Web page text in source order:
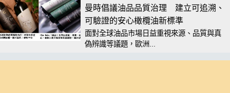
曼時倡議油品品質治理 建立可追溯、
可驗證的安心橄欖油新標準
面對全球油品市場日益重視來源、品質與真
偽辨識等議題，歐洲...